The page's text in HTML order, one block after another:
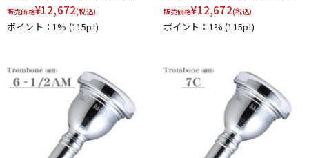
販売価格¥12,672(税込)
ポイント：1% (115pt)
販売価格¥12,672(税込)
ポイント：1%(115pt)